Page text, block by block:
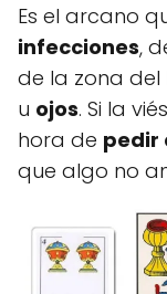
Es el arcano
infecciones,
de la zona del
u ojos. Si la
hora de pedir
que algo no